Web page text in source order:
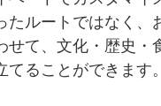
たルートではなく、
せて、文化・歴史・
てることができます。